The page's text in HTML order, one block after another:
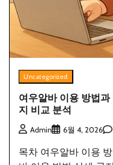
Uncategorized
여우알바 이용 방법
지 비교 분석
Admin 6월 4, 2026
목차 여우알바 이용